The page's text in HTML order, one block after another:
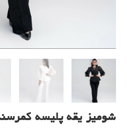
شومیز یقه پلیسه